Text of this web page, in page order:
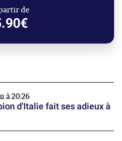
de
à 20:26
d'Italie fait ses adieux à